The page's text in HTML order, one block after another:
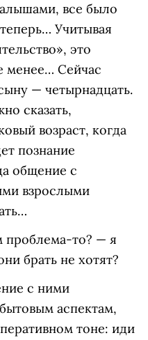
все было
Учитывая
это
менее… Сейчас
— четырнадцать.
сказать,
возраст, когда
познание
общение с
взрослыми
проблема-то? — я
брать не хотят?
с ними
аспектам,
тоне: иди